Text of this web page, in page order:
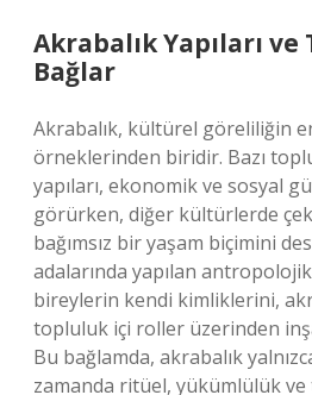
Akrabalık Yapıları
Bağlar
Akrabalık, kültürel göreliliğin
örneklerinden biridir. Bazı
yapıları, ekonomik ve sosyal
görürken, diğer kültürlerde
bağımsız bir yaşam biçimini
adalarında yapılan
bireylerin kendi kimliklerini,
topluluk içi roller üzerinden
Bu bağlamda, akrabalık
zamanda ritüel, yükümlülük